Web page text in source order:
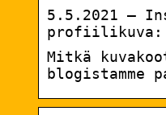
5.5.2021 —
profiilikuva:
Mitkä
blogistamme